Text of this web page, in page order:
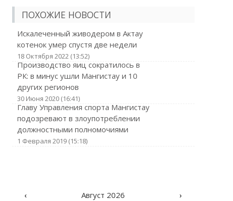
ПОХОЖИЕ НОВОСТИ
Искалеченный живодером в Актау
котенок умер спустя две недели
18 Октября 2022 (13:52)
Производство яиц сократилось в
РК: в минус ушли Мангистау и 10
других регионов
30 Июня 2020 (16:41)
Главу Управления спорта Мангистау
подозревают в злоупотреблении
должностными полномочиями
1 Февраля 2019 (15:18)
‹ Август 2026 ›